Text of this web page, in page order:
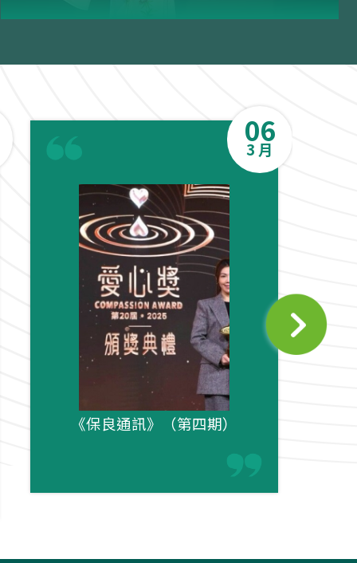
《保良通訊》（第四期）
06
3 月